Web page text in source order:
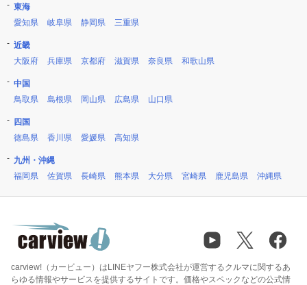
東海
愛知県
岐阜県 静岡県 三重県
近畿
大阪府
兵庫県 京都府 滋賀県 奈良県 和歌山県
中国
鳥取県
島根県 岡山県 広島県 山口県
四国
徳島県
香川県 愛媛県 高知県
九州・沖縄
福岡県
佐賀県 長崎県 熊本県 大分県 宮崎県 鹿児島県 沖縄県
carview!（カービュー）はLINEヤフー株式会社が運営するクルマに関するあ
らゆる情報やサービスを提供するサイトです。価格やスペックなどの公式情